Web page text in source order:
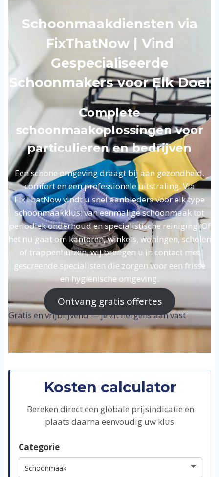
Schoonmaakdiensten via
FixThatNow | Vind
Gespecialiseerde
Schoonmakers voor Elk Doel
Complete
schoonmaakoplossingen voor
particulieren en bedrijven
Een schone omgeving draagt bij aan gezondheid,
comfort en een professionele uitstraling. Via
FixThatNow vindt u snel aanbieders voor elk type
schoonmaakklus: van eenmalige schoonmaak tot
periodiek onderhoud en specialistische reiniging. Of
het nu gaat om kantoren, winkels, woningen, scholen
of trappenhuizen, wij brengen u in contact met
gescreende specialisten die zorgen voor een frisse
en hygiënische omgeving.
Ontvang gratis offertes
Gratis en vrijblijvend — je zit nergens aan vast
Kosten calculator
Bereken direct een globale prijsindicatie en
plaats daarna eenvoudig uw klus.
Categorie